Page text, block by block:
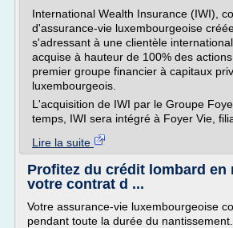
International Wealth Insurance (IWI),
d'assurance-vie luxembourgeoise
s'adressant à une clientèle
acquise à hauteur de 100% des
premier groupe financier à capitaux
luxembourgeois.
L'acquisition de IWI par le Groupe
temps, IWI sera intégré à Foyer Vie,
Lire la suite
Profitez du crédit lombard en
votre contrat d ...
Votre assurance-vie luxembourgeoise
pendant toute la durée du